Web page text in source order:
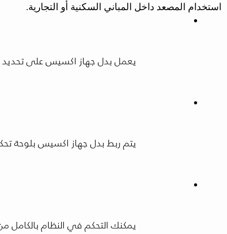
استخدام المصعد داخل المباني السكنية أو التجارية.
يعمل بدل جهاز اكسيس على تحديد
يتم ربط بدل جهاز اكسيس بلوحة
يمكنك التحكم في النظام بالكامل